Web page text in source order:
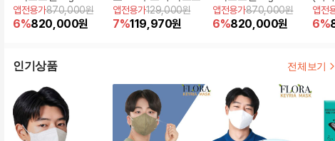
밍마스크30매)+리뷰크
레들
앱전용가870,000원
6%820,000원
젤230g X5개
앱전용가129,000원
7%119,970원
블세럼70ml*1ea)+리뷰
크레들
앱전용가870,000원
6%820,000원
+버
앱전
6%
인기상품 전체보기